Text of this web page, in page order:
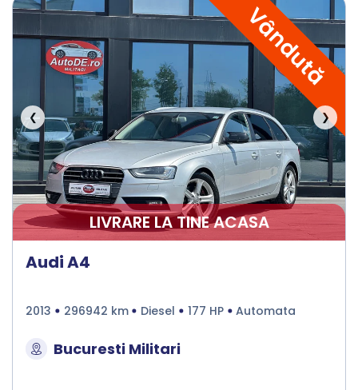
Vândută
❮ ❯
LIVRARE LA TINE ACASA
Audi A4
2013 296942 km Diesel 177 HP Automata
Bucuresti Militari